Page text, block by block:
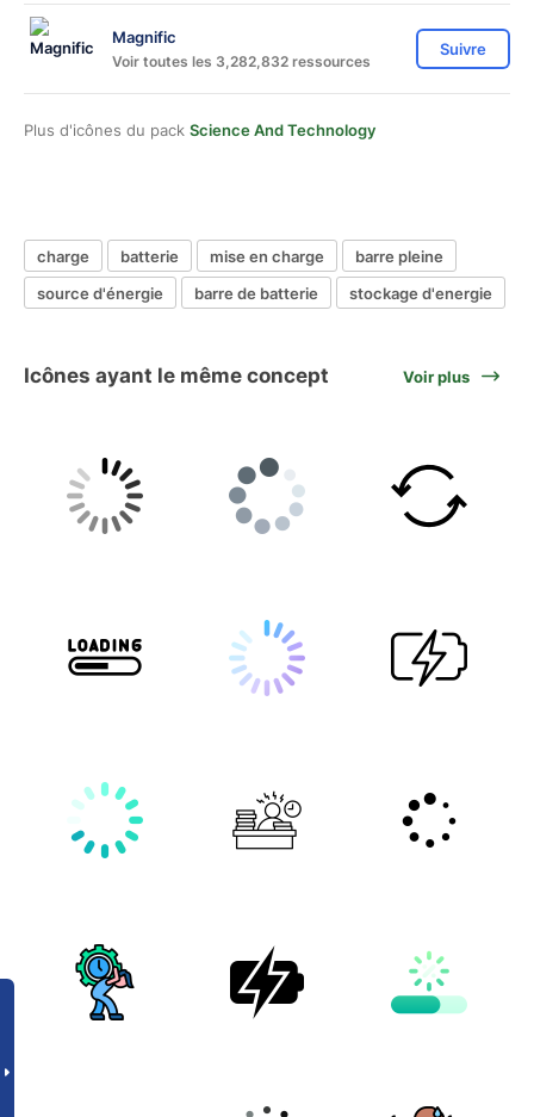
Magnific
Voir toutes les 3,282,832 ressources
Suivre
Plus d'icônes du pack Science And Technology
charge batterie mise en charge
barre pleine
source d'énergie
barre de batterie stockage d'energie
Icônes ayant le même concept Voir plus